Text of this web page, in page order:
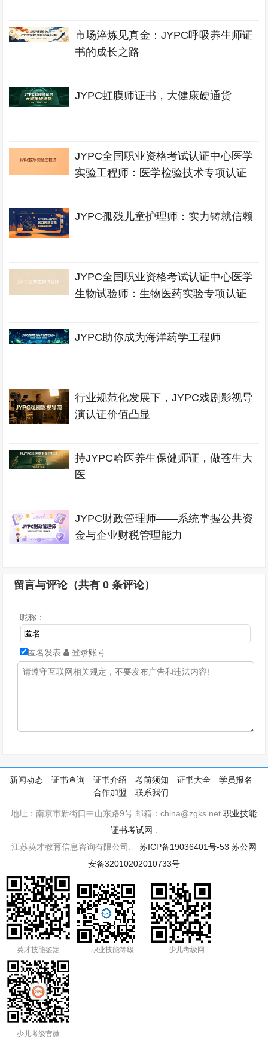
市场淬炼见真金：JYPC呼吸养生师证
书的成长之路
JYPC虹膜师证书，大健康硬通货
JYPC全国职业资格考试认证中心医学
实验工程师：医学检验技术专项认证
JYPC孤残儿童护理师：实力铸就信赖
JYPC全国职业资格考试认证中心医学
生物试验师：生物医药实验专项认证
JYPC助你成为海洋药学工程师
行业规范化发展下，JYPC戏剧影视导
演认证价值凸显
持JYPC哈医养生保健师证，做苍生大
医
JYPC财政管理师——系统掌握公共资
金与企业财税管理能力
留言与评论（共有0 条评论）
昵称：
匿名发表 登录账号
新闻动态 证书查询 证书介绍 考前须知 证书大全
学员报名
合作加盟
联系我们
地址：南京市新街口中山东路9号 邮箱：china@zgks.net职业技能
证书考试网
江苏英才教育信息咨询有限公司. 苏ICP备19036401号-53 苏公网
安备32010202010733号
英才技能鉴定 职业技能等级 少儿考级网
少儿考级官微